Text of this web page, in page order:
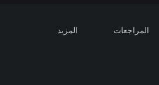
المراجعات المزيد